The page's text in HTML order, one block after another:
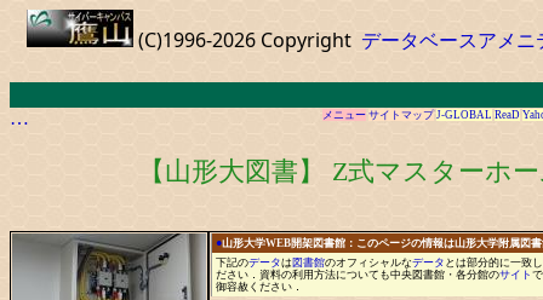
(C)1996-2026 Copyright データベースアメニ
… メニュー サイトマップ J-GLOBAL ReaD
【山形大図書】 Z式マスターホ
●山形大学WEB開架図書館：このページの情報は山形大学附属図
下記のデータは 図書館のオフィシャルなデータ と は部分的に一致
ださい ． 資料の利用方法についても中央図書館 ・ 各分館のサイト
御容赦ください ．